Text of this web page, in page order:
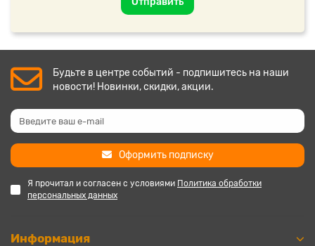
Будьте в центре событий - подпишитесь на наши
новости! Новинки, скидки, акции.
Оформить подписку
Я прочитал и согласен с условиями Политика обработки
персональных данных
Информация